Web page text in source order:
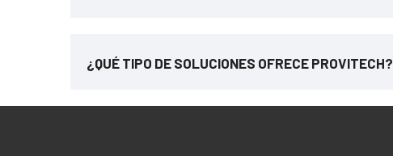
¿QUÉ TIPO DE SOLUCIONES OFRECE PROVITECH?